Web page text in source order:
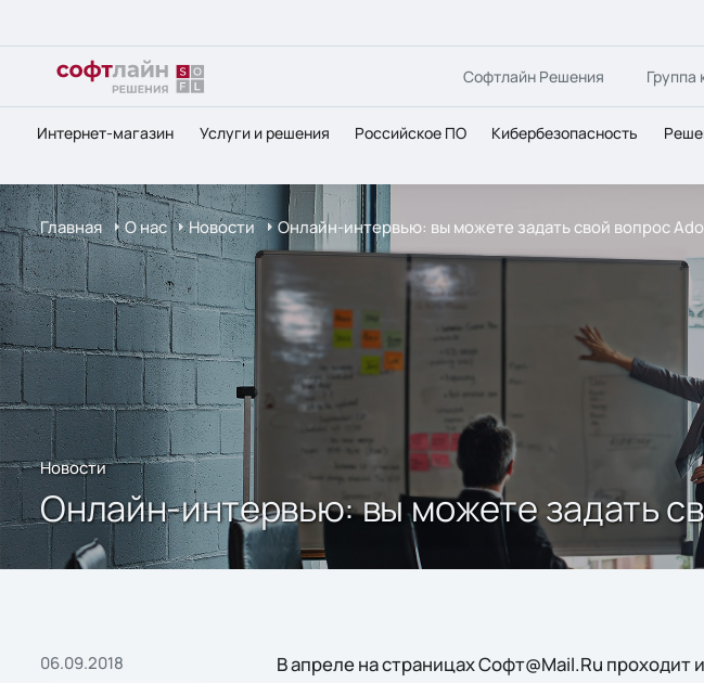
Софтлайн Решения Группа
Интернет-магазин Услуги и решения Российское ПО Кибербезопасность
Главная О нас Новости Онлайн-интервью: вы можете задать свой вопрос
Новости
Онлайн-интервью: вы можете задать
06.09.2018
В апреле на страницах Софт@Mail.Ru проходит